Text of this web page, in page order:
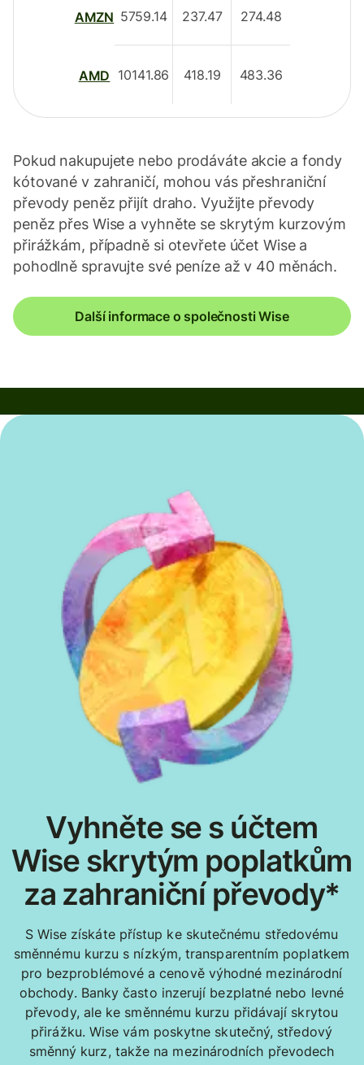
AMZN
AMD
5759.14
10141.86
237.47
418.19
274.48
483.36
Pokud nakupujete nebo prodáváte akcie a fondy
kótované v zahraničí, mohou vás přeshraniční
převody peněz přijít draho. Využijte převody
peněz přes Wise a vyhněte se skrytým kurzovým
přirážkám, případně si otevřete účet Wise a
pohodlně spravujte své peníze až v 40 měnách.
Další informace o společnosti Wise
Vyhněte se s účtem
Wise skrytým poplatkům
za zahraniční převody*
S Wise získáte přístup ke skutečnému středovému
směnnému kurzu s nízkým, transparentním poplatkem
pro bezproblémové a cenově výhodné mezinárodní
obchody. Banky často inzerují bezplatné nebo levné
převody, ale ke směnnému kurzu přidávají skrytou
přirážku. Wise vám poskytne skutečný, středový
směnný kurz, takže na mezinárodních převodech